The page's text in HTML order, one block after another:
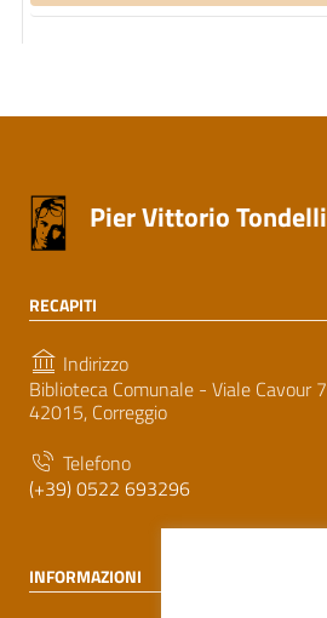
Pier Vittorio Tondelli
RECAPITI
Indirizzo
Biblioteca Comunale - Viale Cavour 7
42015, Correggio
Telefono
(+39) 0522 693296
INFORMAZIONI